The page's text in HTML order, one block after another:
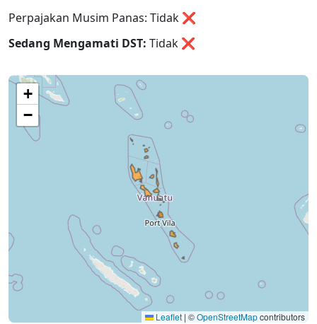
Perpajakan Musim Panas: Tidak ❌
Sedang Mengamati DST: Tidak ❌
+
−
Leaflet | ©OpenStreetMapcontributors